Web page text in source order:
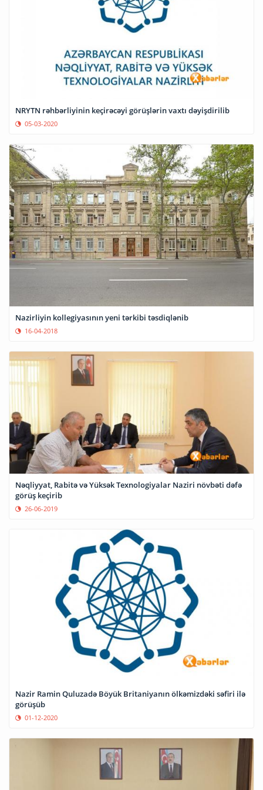
NRYTN rəhbərliyinin keçirəcəyi görüşlərin vaxtı dəyişdirilib
05-03-2020
Nazirliyin kollegiyasının yeni tərkibi təsdiqlənib
16-04-2018
Nəqliyyat, Rabitə və Yüksək Texnologiyalar Naziri növbəti dəfə
görüş keçirib
26-06-2019
Nazir Ramin Quluzadə Böyük Britaniyanın ölkəmizdəki səfiri ilə
görüşüb
01-12-2020